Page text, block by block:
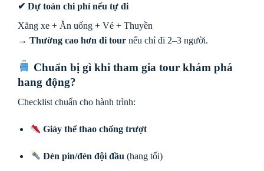
✔ Dự toán chi phí nếu tự đi
Xăng xe + Ăn uống + Vé + Thuyền
→ Thường cao hơn đi tour nếu chỉ đi 2–3 người.
Chuẩn bị gì khi tham gia tour khám phá
hang động?
Checklist chuẩn cho hành trình:
Giày thể thao chống trượt
Đèn pin/đèn đội đầu (hang tối)